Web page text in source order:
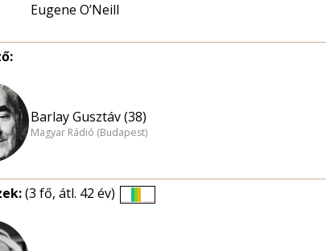
Eugene O’Neill
Barlay Gusztáv (38)
Magyar Rádió (Budapest)
(3 fő, átl. 42 év)